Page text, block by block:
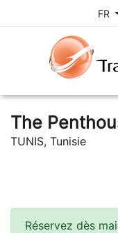
FR
The
TUNIS, Tunisie
Réservez dès